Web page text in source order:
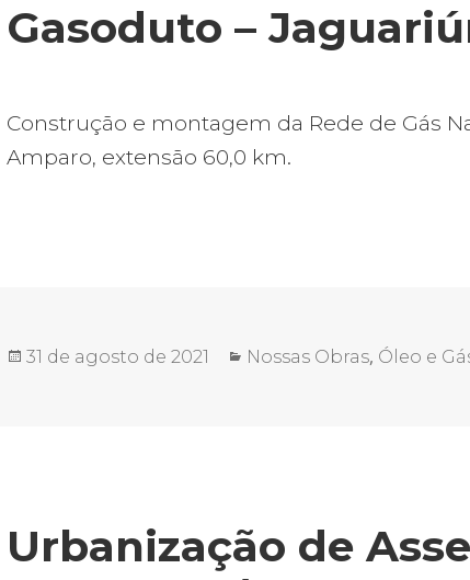
Gasoduto –
Construção e montagem da Rede de Gás
Amparo, extensão 60,0 km.
Publicado
31 de agosto de 2021 Categorias
Nossas Obras, Óleo e
Urbanização de